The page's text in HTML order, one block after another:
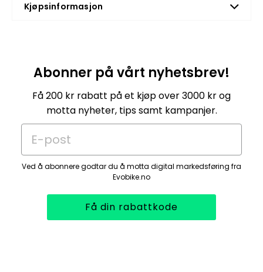
Kjøpsinformasjon
Abonner på vårt nyhetsbrev!
Få 200 kr rabatt på et kjøp over 3000 kr og
motta nyheter, tips samt kampanjer.
E-post
Ved å abonnere godtar du å motta digital markedsføring fra
Evobike.no
Få din rabattkode